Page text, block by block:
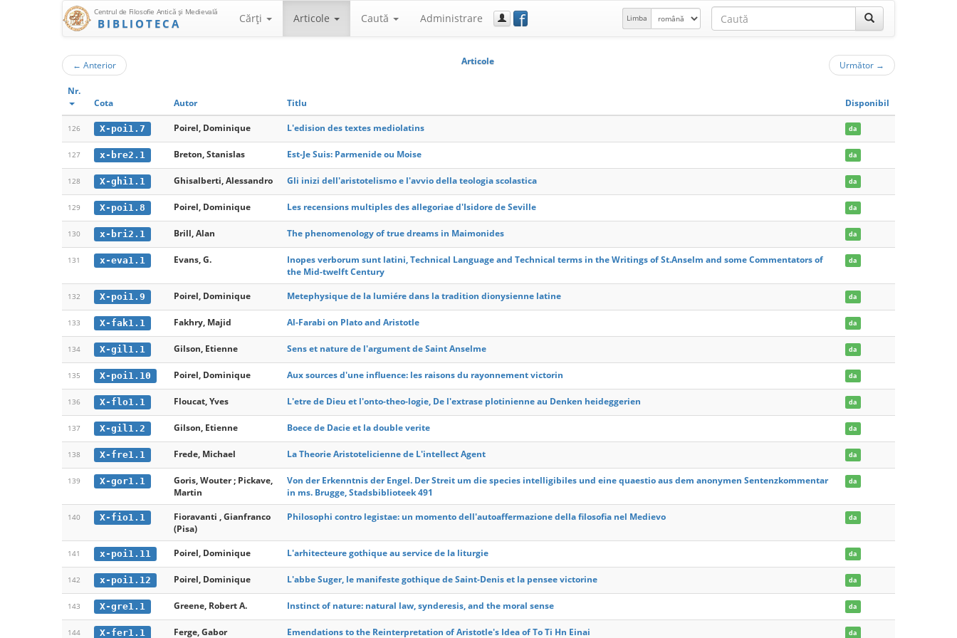
Centrul de Filosofie Antică şi Medievală
BIBLIOTECA Cărţi Articole Caută Administrare f Limba
← Anterior Articole Următor →
Nr.
Cota
Autor Titlu Disponibil
126 X-poi1.7 Poirel, Dominique L'edision des textes mediolatins da
127 x-bre2.1 Breton, Stanislas Est-Je Suis: Parmenide ou Moise da
128 X-ghi1.1 Ghisalberti, Alessandro Gli inizi dell'aristotelismo e l'avvio della teologia scolastica da
129 X-poi1.8 Poirel, Dominique Les recensions multiples des allegoriae d'Isidore de Seville da
130 x-bri2.1 Brill, Alan The phenomenology of true dreams in Maimonides da
131 x-eva1.1 Evans, G.
Inopes verborum sunt latini, Technical Language and Technical terms in the Writings of St.Anselm and some Commentators of
the Mid-twelft Century
da
132 X-poi1.9 Poirel, Dominique Metephysique de la lumiére dans la tradition dionysienne latine da
133 X-fak1.1 Fakhry, Majid Al-Farabi on Plato and Aristotle da
134 X-gil1.1 Gilson, Etienne Sens et nature de l'argument de Saint Anselme da
135 X-poi1.10 Poirel, Dominique Aux sources d'une influence: les raisons du rayonnement victorin da
136 X-flo1.1 Floucat, Yves L'etre de Dieu et l'onto-theo-logie, De l'extrase plotinienne au Denken heideggerien da
137 X-gil1.2 Gilson, Etienne Boece de Dacie et la double verite da
138 X-fre1.1 Frede, Michael La Theorie Aristotelicienne de L'intellect Agent da
139 X-gor1.1
Goris, Wouter ; Pickave,
Martin
Von der Erkenntnis der Engel. Der Streit um die species intelligibiles und eine quaestio aus dem anonymen Sentenzkommentar
in ms. Brugge, Stadsbiblioteek 491
da
140 X-fio1.1
Fioravanti , Gianfranco
(Pisa)
Philosophi contro legistae: un momento dell'autoaffermazione della filosofia nel Medievo da
141 x-poi1.11 Poirel, Dominique L'arhitecteure gothique au service de la liturgie da
142 x-poi1.12 Poirel, Dominique L'abbe Suger, le manifeste gothique de Saint-Denis et la pensee victorine da
143 X-gre1.1 Greene, Robert A. Instinct of nature: natural law, synderesis, and the moral sense da
144 X-fer1.1 Ferge, Gabor Emendations to the Reinterpretation of Aristotle's Idea of To Ti Hn Einai da